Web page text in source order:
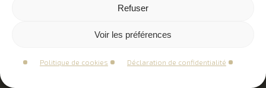
Refuser
Voir les préférences
Politique de cookies Déclaration de confidentialité
Tous droits réservés 2020.
SITEMAP